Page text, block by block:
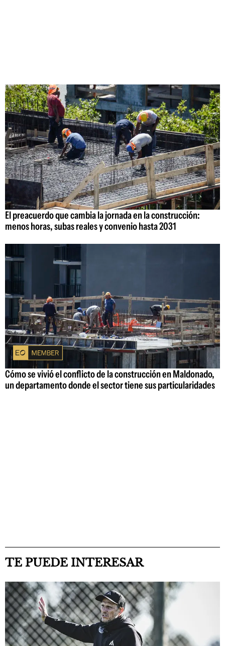
El preacuerdo que cambia la jornada en la construcción:
menos horas, subas reales y convenio hasta 2031
Cómo se vivió el conflicto de la construcción en Maldonado,
un departamento donde el sector tiene sus particularidades
TE PUEDE INTERESAR